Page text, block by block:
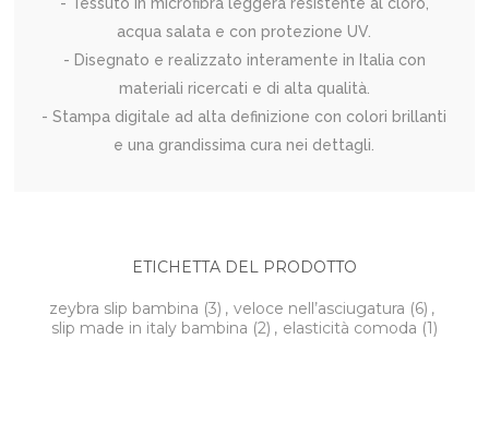
acqua salata e con protezione UV.
- Disegnato e realizzato interamente in Italia con
materiali ricercati e di alta qualità.
- Stampa digitale ad alta definizione con colori brillanti
e una grandissima cura nei dettagli.
ETICHETTA DEL PRODOTTO
zeybra slip bambina (3) , veloce nell’asciugatura (6) ,
slip made in italy bambina (2) , elasticità comoda (1)